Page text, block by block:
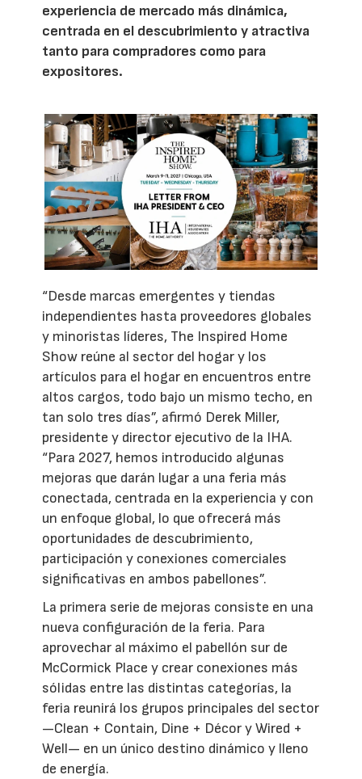
experiencia de mercado más dinámica,
centrada en el descubrimiento y atractiva
tanto para compradores como para
expositores.
“Desde marcas emergentes y tiendas
independientes hasta proveedores globales
y minoristas líderes, The Inspired Home
Show reúne al sector del hogar y los
artículos para el hogar en encuentros entre
altos cargos, todo bajo un mismo techo, en
tan solo tres días”, afirmó Derek Miller,
presidente y director ejecutivo de la IHA.
“Para 2027, hemos introducido algunas
mejoras que darán lugar a una feria más
conectada, centrada en la experiencia y con
un enfoque global, lo que ofrecerá más
oportunidades de descubrimiento,
participación y conexiones comerciales
significativas en ambos pabellones”.
La primera serie de mejoras consiste en una
nueva configuración de la feria. Para
aprovechar al máximo el pabellón sur de
McCormick Place y crear conexiones más
sólidas entre las distintas categorías, la
feria reunirá los grupos principales del sector
—Clean + Contain, Dine + Décor y Wired +
Well— en un único destino dinámico y lleno
de energía.